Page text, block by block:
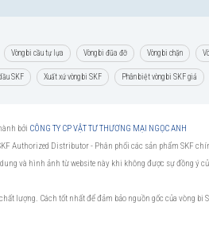
Vòng bi cầu tự lựa Vòng bi đũa đỡ Vòng bi chặn
SKF Xuất xứ vòng bi SKF Phân biệt vòng bi SKF giả
bởi CÔNG TY CP VẬT TƯ THƯƠNG MẠI NGỌC ANH
Authorized Distributor- Phân phối các sản phẩm SKF
và hình ảnh từ website này khi không được sự đồng ý
lượng. Cách tốt nhất để đảm bảo nguồn gốc của vòng